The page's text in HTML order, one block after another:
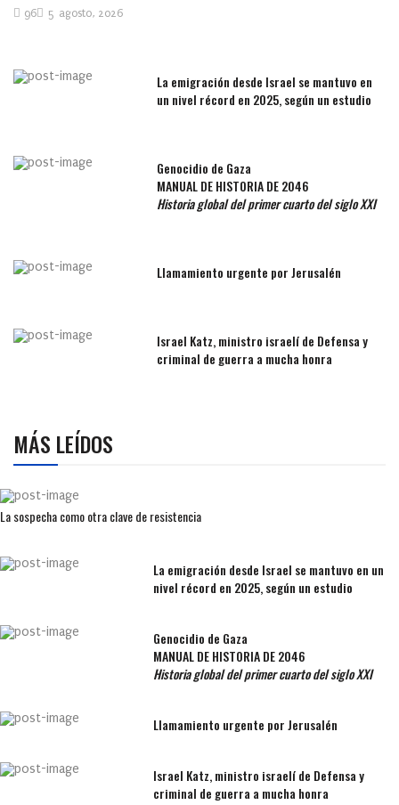
5 agosto, 2026
96
La emigración desde Israel se mantuvo en
un nivel récord en 2025, según un estudio
Genocidio de Gaza
MANUAL DE HISTORIA DE 2046
Historia global del primer cuarto del siglo XXI
Llamamiento urgente por Jerusalén
Israel Katz, ministro israelí de Defensa y
criminal de guerra a mucha honra
MÁS LEÍDOS
La sospecha como otra clave de resistencia
La emigración desde Israel se mantuvo en un
nivel récord en 2025, según un estudio
Genocidio de Gaza
MANUAL DE HISTORIA DE 2046
Historia global del primer cuarto del siglo XXI
Llamamiento urgente por Jerusalén
Israel Katz, ministro israelí de Defensa y
criminal de guerra a mucha honra